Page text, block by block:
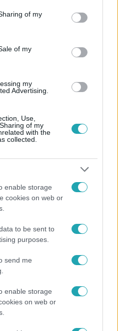
behaviour. You may click to
and its third-party tags to
purposes in below Google
of my
of my
my
Advertising.
Use,
of my
with the
collected.
enable storage
cookies on web or
to be sent to
purposes.
send me
enable storage
on web or
haza, amikor megtámadták
akinek a kutyája
polgármestert,
is rátámadt, köztük egy
úgy tudjuk még most
kísérőjével sétált,
kezdte, majd a
is megharapta. A
felfüggesztett fogházra